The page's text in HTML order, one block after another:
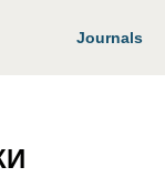
Journals